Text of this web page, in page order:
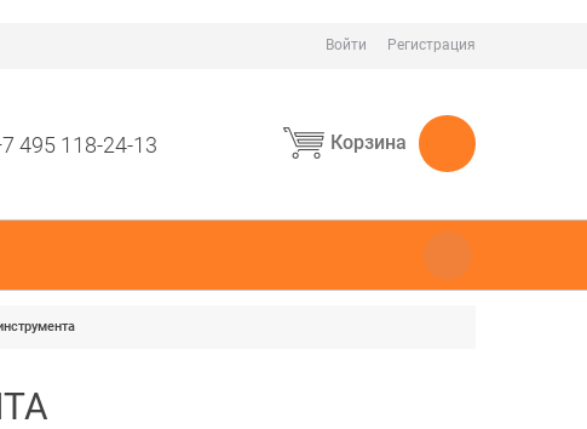
Войти Регистрация
495 118-24-13 Корзина